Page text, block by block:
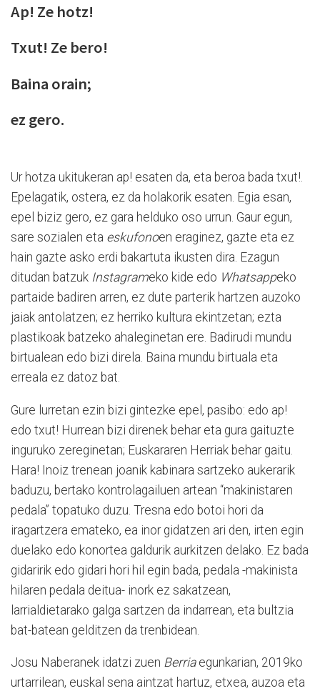
Ap! Ze hotz!
Txut! Ze bero!
Baina orain;
ez gero.
Ur hotza ukitukeran ap! esaten da, eta beroa bada txut!.
Epelagatik, ostera, ez da holakorik esaten. Egia esan,
epel biziz gero, ez gara helduko oso urrun. Gaur egun,
sare sozialen eta eskufonoen eraginez, gazte eta ez
hain gazte asko erdi bakartuta ikusten dira. Ezagun
ditudan batzuk Instagrameko kide edo Whatsappeko
partaide badiren arren, ez dute parterik hartzen auzoko
jaiak antolatzen; ez herriko kultura ekintzetan; ezta
plastikoak batzeko ahaleginetan ere. Badirudi mundu
birtualean edo bizi direla. Baina mundu birtuala eta
erreala ez datoz bat.
Gure lurretan ezin bizi gintezke epel, pasibo: edo ap!
edo txut! Hurrean bizi direnek behar eta gura gaituzte
inguruko zereginetan; Euskararen Herriak behar gaitu.
Hara! Inoiz trenean joanik kabinara sartzeko aukerarik
baduzu, bertako kontrolagailuen artean “makinistaren
pedala” topatuko duzu. Tresna edo botoi hori da
iragartzera emateko, ea inor gidatzen ari den, irten egin
duelako edo konortea galdurik aurkitzen delako. Ez bada
gidaririk edo gidari hori hil egin bada, pedala -makinista
hilaren pedala deitua- inork ez sakatzean,
larrialdietarako galga sartzen da indarrean, eta bultzia
bat-batean gelditzen da trenbidean.
Josu Naberanek idatzi zuen Berriaegunkarian, 2019ko
urtarrilean, euskal sena aintzat hartuz, etxea, auzoa eta